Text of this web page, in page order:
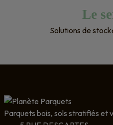
Le
Solutions de
Parquets bois, sols stratifiés et